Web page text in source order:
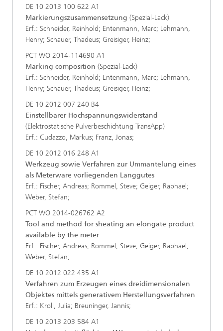
DE 10 2013 100 622 A1
Markierungszusammensetzung (Spezial-Lack)
Erf.: Schneider, Reinhold; Entenmann, Marc; Lehmann,
Henry; Schauer, Thadeus; Greisiger, Heinz;
PCT WO 2014-114690 A1
Marking composition (Spezial-Lack)
Erf.: Schneider, Reinhold; Entenmann, Marc; Lehmann,
Henry; Schauer, Thadeus; Greisiger, Heinz;
DE 10 2012 007 240 B4
Einstellbarer Hochspannungswiderstand
(Elektrostatische Pulverbeschichtung TransApp)
Erf.: Cudazzo, Markus; Franz, Jonas;
DE 10 2012 016 248 A1
Werkzeug sowie Verfahren zur Ummantelung eines
als Meterware vorliegenden Langgutes
Erf.: Fischer, Andreas; Rommel, Steve; Geiger, Raphael;
Weber, Stefan;
PCT WO 2014-026762 A2
Tool and method for sheating an elongate product
available by the meter
Erf.: Fischer, Andreas; Rommel, Steve; Geiger, Raphael;
Weber, Stefan;
DE 10 2012 022 435 A1
Verfahren zum Erzeugen eines dreidimensionalen
Objektes mittels generativem Herstellungsverfahren
Erf.: Kroll, Julia; Breuninger, Jannis;
DE 10 2013 203 584 A1